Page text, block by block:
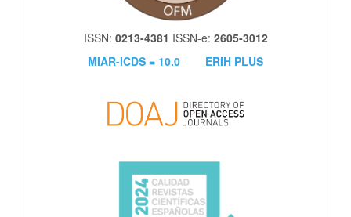
ISSN: 0213-4381 ISSN-e: 2605-3012
MIAR-ICDS = 10.0
ERIH PLUS